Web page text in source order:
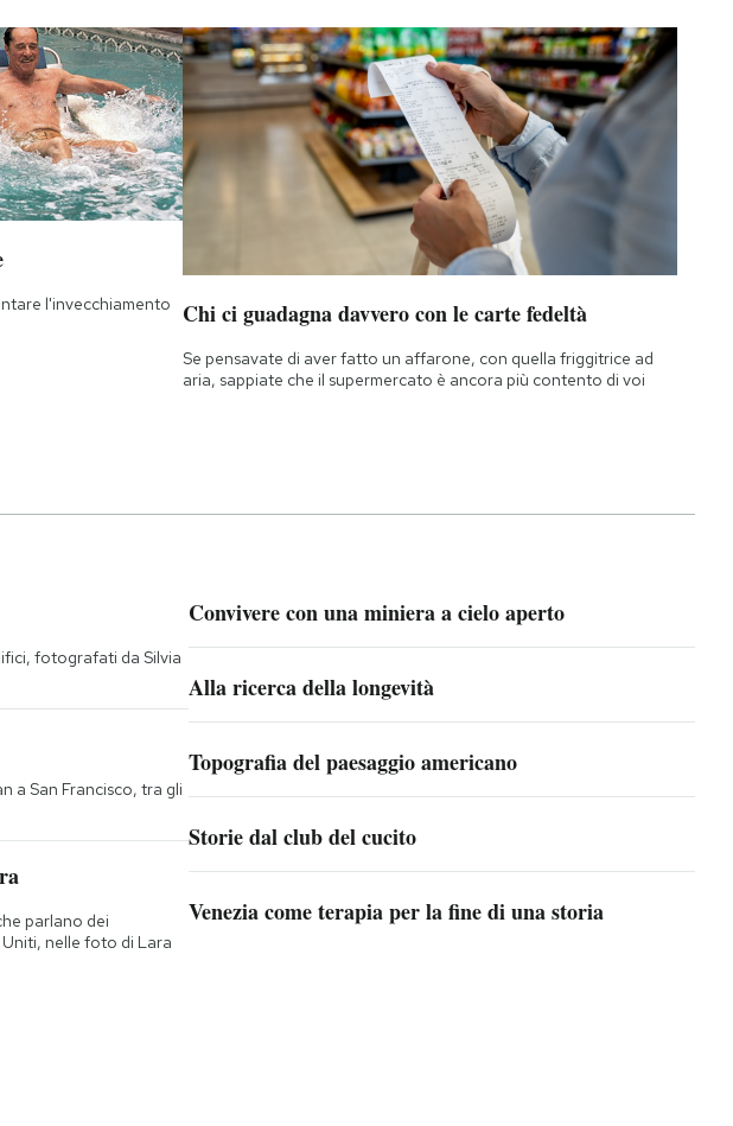
l'invecchiamento
Chi ci guadagna davvero con le carte fedeltà
Se pensavate di aver fatto un affarone, con quella friggitrice ad
aria, sappiate che il supermercato è ancora più contento di voi
fotografati da Silvia
a San Francisco, tra gli
parlano dei
nelle foto di Lara
Convivere con una miniera a cielo aperto
Alla ricerca della longevità
Topografia del paesaggio americano
Storie dal club del cucito
Venezia come terapia per la fine di una storia